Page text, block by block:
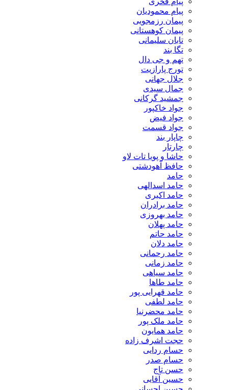
پیام محمودیان
پیمان رزمجویی
پیمان کوهستانی
تابان سلیمانی
تگا بند
تهم و جی دال
تورج پارازیت
جلال جهانی
جمال سیدی
جمشید گرکانی
جواد خاکپور
جواد فیض
جواد قسمت
چاپار بند
چارتار
حاشا و پویا تات لاو
حافظ آهودشتی
حامد
حامد اسدالهی
حامد اکبری
حامد برادران
حامد بهروزی
حامد پهلان
حامد حاتم
حامد دلان
حامد رحمانی
حامد زمانی
حامد سیاهی
حامد طاها
حامد قهرایی پور
حامد لطفی
حامد محضرنیا
حامد ملک پور
حامد همایون
حجت اشرف زاده
حسام ردایی
حسام صدر
حسن تاج
حسین آقایی